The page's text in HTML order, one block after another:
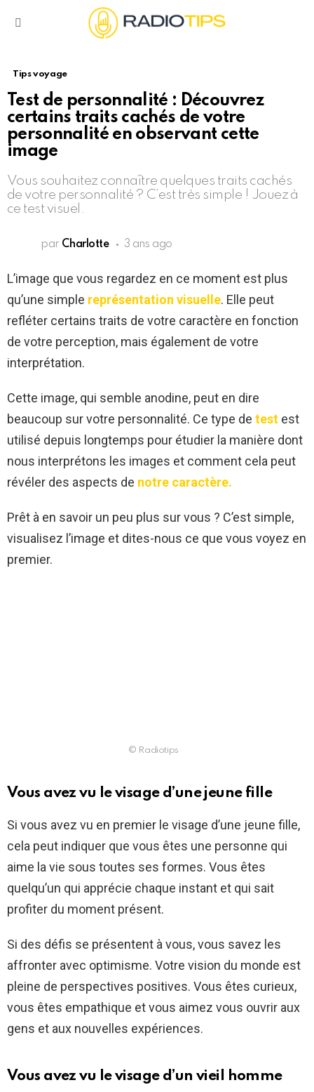
Tips voyage
Test de personnalité : Découvrez
certains traits cachés de votre
personnalité en observant cette
image
Vous souhaitez connaître quelques traits cachés
de votre personnalité ? C’est très simple ! Jouez à
ce test visuel.
par Charlotte 3 ans ago
L’image que vous regardez en ce moment est plus
qu’une simple représentation visuelle. Elle peut
refléter certains traits de votre caractère en fonction
de votre perception, mais également de votre
interprétation.
Cette image, qui semble anodine, peut en dire
beaucoup sur votre personnalité. Ce type de test est
utilisé depuis longtemps pour étudier la manière dont
nous interprétons les images et comment cela peut
révéler des aspects de notre caractère.
Prêt à en savoir un peu plus sur vous ? C’est simple,
visualisez l’image et dites-nous ce que vous voyez en
premier.
© Radiotips
Vous avez vu le visage d’une jeune fille
Si vous avez vu en premier le visage d’une jeune fille,
cela peut indiquer que vous êtes une personne qui
aime la vie sous toutes ses formes. Vous êtes
quelqu’un qui apprécie chaque instant et qui sait
profiter du moment présent.
Si des défis se présentent à vous, vous savez les
affronter avec optimisme. Votre vision du monde est
pleine de perspectives positives. Vous êtes curieux,
vous êtes empathique et vous aimez vous ouvrir aux
gens et aux nouvelles expériences.
Vous avez vu le visage d’un vieil homme